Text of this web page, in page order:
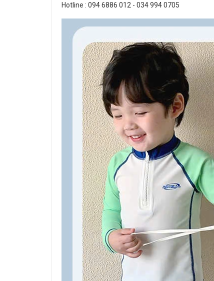
Hotline : 094 6886 012 - 034 994 0705